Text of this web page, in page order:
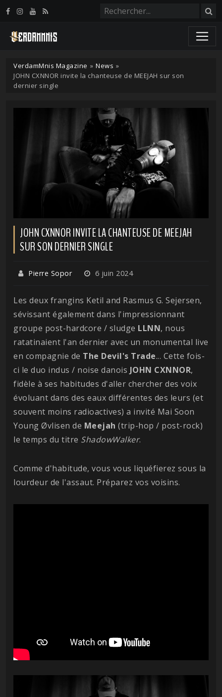
VerdamMnis Magazine » News »
JOHN CXNNOR invite la chanteuse de MEEJAH sur son
dernier single
JOHN CXNNOR INVITE LA CHANTEUSE DE MEEJAH
SUR SON DERNIER SINGLE
Pierre Sopor 6 juin 2024
Les deux frangins Ketil and Rasmus G. Sejersen,
sévissant également dans l'impressionnant
groupe post-hardcore / sludge LLNN, nous
ratatinaient l'an dernier avec un monumental live
en compagnie de The Devil's Trade... Cette fois-
ci le duo indus / noise danois JOHN CXNNOR,
fidèle à ses habitudes d'aller chercher des voix
évoluant dans des eaux différentes des leurs (et
souvent moins radioactives) a invité Mai Soon
Young Øvlisen de Meejah (trip-hop / post-rock)
le temps du titre ShadowWalker.
Comme d'habitude, vous vous liquéfierez sous la
lourdeur de l'assaut. Préparez vos voisins.
Panneau de gestion des cookies